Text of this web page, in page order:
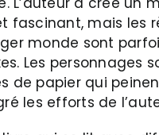
fascinant, mais les
monde sont
Les personnages
de papier qui
les efforts de